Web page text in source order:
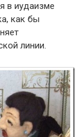
в иудаизме
как бы
линии.